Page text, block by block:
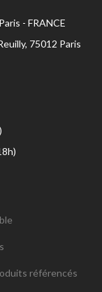
- FRANCE
75012 Paris
référencés